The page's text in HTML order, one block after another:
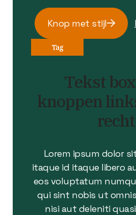
Knop met stijl
Tag
Tekst
knoppen
Lorem ipsum dolor
itaque id itaque libero
eos voluptatum
qui sint nobis ut
nisi aut deleniti